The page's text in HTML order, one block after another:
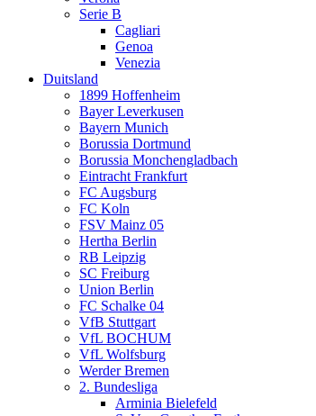
Serie B
Cagliari
Genoa
Venezia
Duitsland
1899 Hoffenheim
Bayer Leverkusen
Bayern Munich
Borussia Dortmund
Borussia Monchengladbach
Eintracht Frankfurt
FC Augsburg
FC Koln
FSV Mainz 05
Hertha Berlin
RB Leipzig
SC Freiburg
Union Berlin
FC Schalke 04
VfB Stuttgart
VfL BOCHUM
VfL Wolfsburg
Werder Bremen
2. Bundesliga
Arminia Bielefeld